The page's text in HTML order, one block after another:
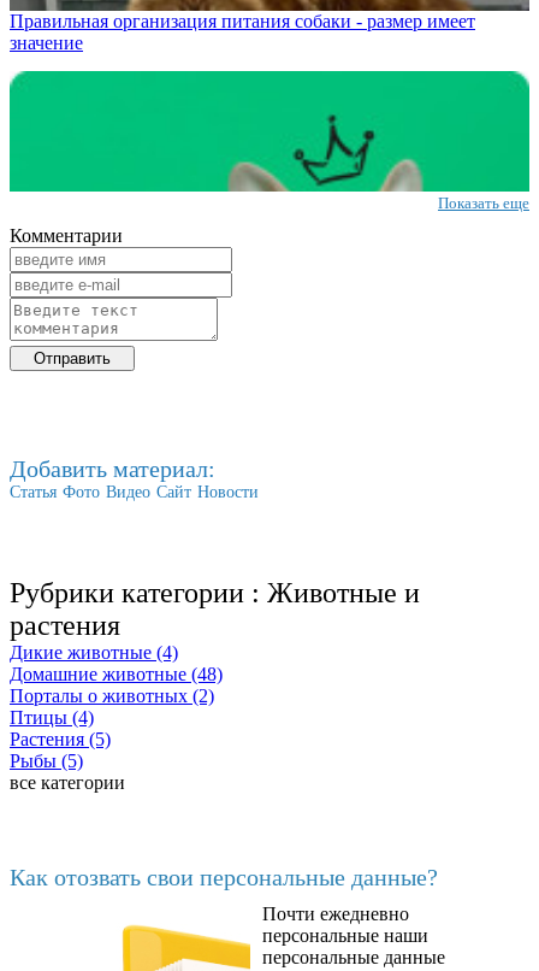
Правильная организация питания собаки - размер имеет
значение
Показать еще
Комментарии
Добавить материал:
Статья Фото Видео Сайт Новости
Рубрики категории : Животные и
растения
Дикие животные (4)
Домашние животные (48)
Порталы о животных (2)
Птицы (4)
Растения (5)
Рыбы (5)
все категории
Как отозвать свои персональные данные?
Почти ежедневно
персональные наши
персональные данные